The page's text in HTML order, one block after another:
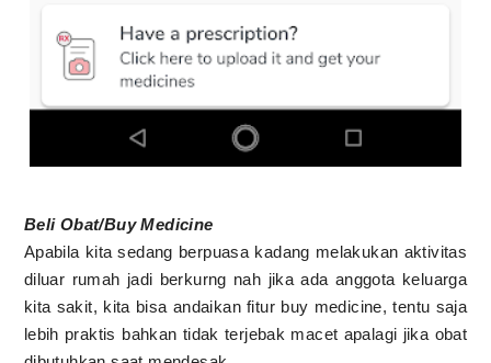
Beli Obat/Buy Medicine
Apabila kita sedang berpuasa kadang melakukan aktivitas
diluar rumah jadi berkurng nah jika ada anggota keluarga
kita sakit, kita bisa andaikan fitur buy medicine, tentu saja
lebih praktis bahkan tidak terjebak macet apalagi jika obat